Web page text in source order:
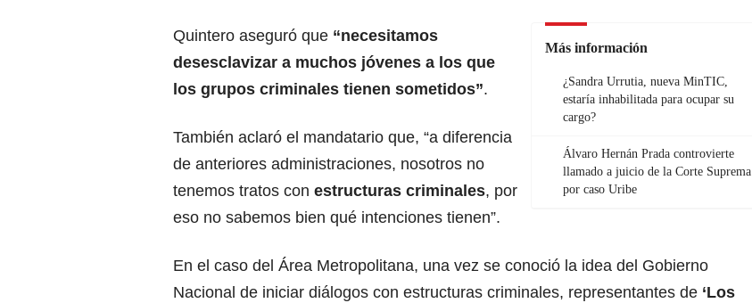
Más información
¿Sandra Urrutia, nueva MinTIC,
estaría inhabilitada para ocupar su
cargo?
Álvaro Hernán Prada controvierte
llamado a juicio de la Corte Suprema
por caso Uribe
Quintero aseguró que “necesitamos
desesclavizar a muchos jóvenes a los que
los grupos criminales tienen sometidos”.
También aclaró el mandatario que, “a diferencia
de anteriores administraciones, nosotros no
tenemos tratos con estructuras criminales, por
eso no sabemos bien qué intenciones tienen”.
En el caso del Área Metropolitana, una vez se conoció la idea del Gobierno
Nacional de iniciar diálogos con estructuras criminales, representantes de ‘Los